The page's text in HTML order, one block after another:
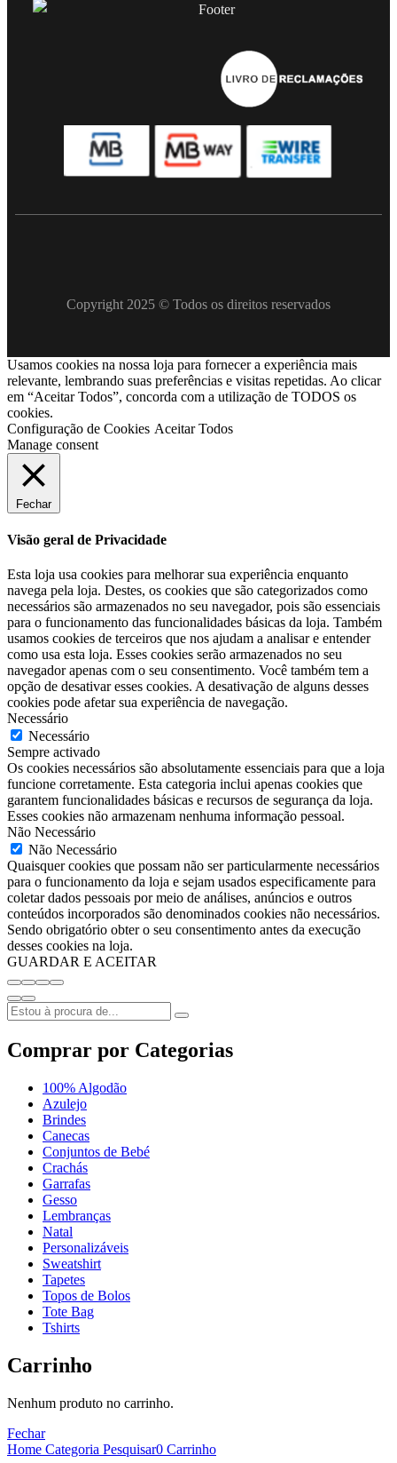
Copyright 2025 © Todos os direitos reservados
Usamos cookies na nossa loja para fornecer a experiência mais
relevante, lembrando suas preferências e visitas repetidas. Ao clicar
em “Aceitar Todos”, concorda com a utilização de TODOS os
cookies.
Configuração de Cookies Aceitar Todos
Manage consent
Fechar
Visão geral de Privacidade
Esta loja usa cookies para melhorar sua experiência enquanto
navega pela loja. Destes, os cookies que são categorizados como
necessários são armazenados no seu navegador, pois são essenciais
para o funcionamento das funcionalidades básicas da loja. Também
usamos cookies de terceiros que nos ajudam a analisar e entender
como usa esta loja. Esses cookies serão armazenados no seu
navegador apenas com o seu consentimento. Você também tem a
opção de desativar esses cookies. A desativação de alguns desses
cookies pode afetar sua experiência de navegação.
Necessário
Necessário
Sempre activado
Os cookies necessários são absolutamente essenciais para que a loja
funcione corretamente. Esta categoria inclui apenas cookies que
garantem funcionalidades básicas e recursos de segurança da loja.
Esses cookies não armazenam nenhuma informação pessoal.
Não Necessário
Não Necessário
Quaisquer cookies que possam não ser particularmente necessários
para o funcionamento da loja e sejam usados especificamente para
coletar dados pessoais por meio de análises, anúncios e outros
conteúdos incorporados são denominados cookies não necessários.
Sendo obrigatório obter o seu consentimento antes da execução
desses cookies na loja.
GUARDAR E ACEITAR
Comprar por Categorias
100% Algodão
Azulejo
Brindes
Canecas
Conjuntos de Bebé
Crachás
Garrafas
Gesso
Lembranças
Natal
Personalizáveis
Sweatshirt
Tapetes
Topos de Bolos
Tote Bag
Tshirts
Carrinho
Nenhum produto no carrinho.
Fechar
Home Categoria Pesquisar0 Carrinho